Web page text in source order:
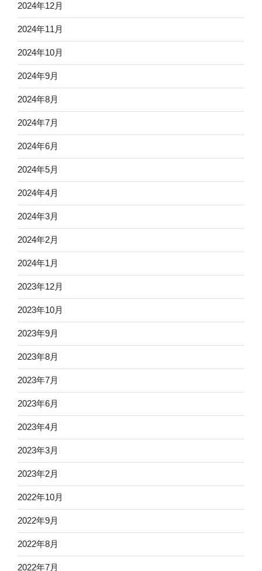
2024年12月
2024年11月
2024年10月
2024年9月
2024年8月
2024年7月
2024年6月
2024年5月
2024年4月
2024年3月
2024年2月
2024年1月
2023年12月
2023年10月
2023年9月
2023年8月
2023年7月
2023年6月
2023年4月
2023年3月
2023年2月
2022年10月
2022年9月
2022年8月
2022年7月